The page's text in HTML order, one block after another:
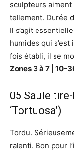
sculpteurs aiment
tellement. Durée
Il s’agit
humides qui
fois établi, il se
Zones 3 à 7 | 10-
05 Saule
‘Tortuosa’)
Tordu.
ralenti. Bon pour